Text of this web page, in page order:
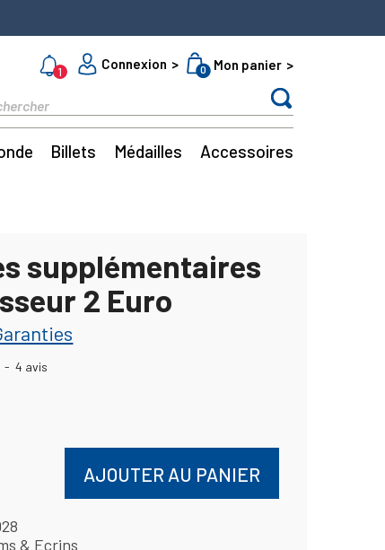
1
Connexion 0 Mon panier
Billets Médailles Accessoires
supplémentaires
2 Euro
- 4 avis
AJOUTER AU PANIER
& Ecrins